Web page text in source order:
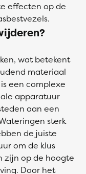
effecten op de
wat betekent
materiaal
een complexe
apparatuur
aan een
sterk
de juiste
om de klus
zijn op de hoogte
Door het